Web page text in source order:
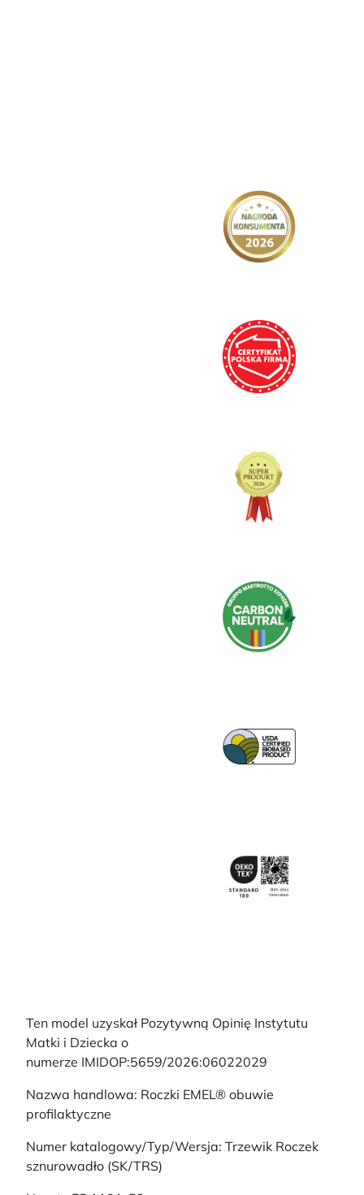
Ten model uzyskał Pozytywną Opinię Instytutu
Matki i Dziecka o
numerze IMIDOP:5659/2026:06022029
Nazwa handlowa: Roczki EMEL® obuwie
profilaktyczne
Numer katalogowy/Typ/Wersja: Trzewik Roczek
sznurowadło (SK/TRS)